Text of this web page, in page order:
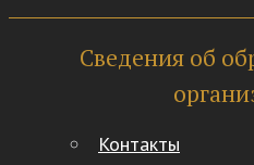
Сведения об
Контакты